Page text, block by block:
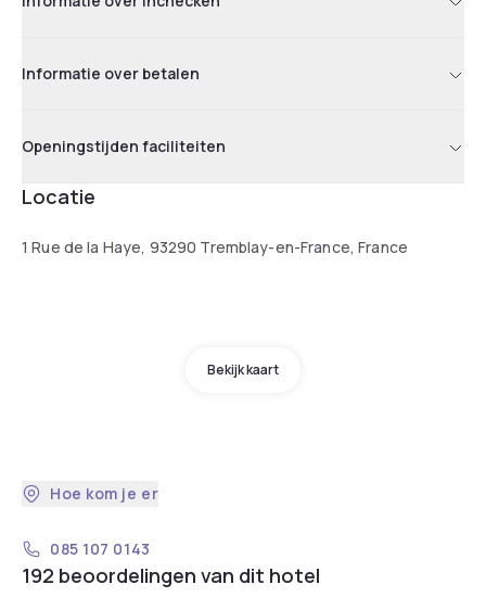
Informatie over betalen
Openingstijden faciliteiten
Locatie
1 Rue de la Haye, 93290 Tremblay-en-France, France
Bekijk kaart
Hoe kom je er
085 107 0143
192 beoordelingen van dit hotel